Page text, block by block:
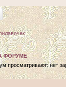
ФОРУМЕ
просматривают: нет